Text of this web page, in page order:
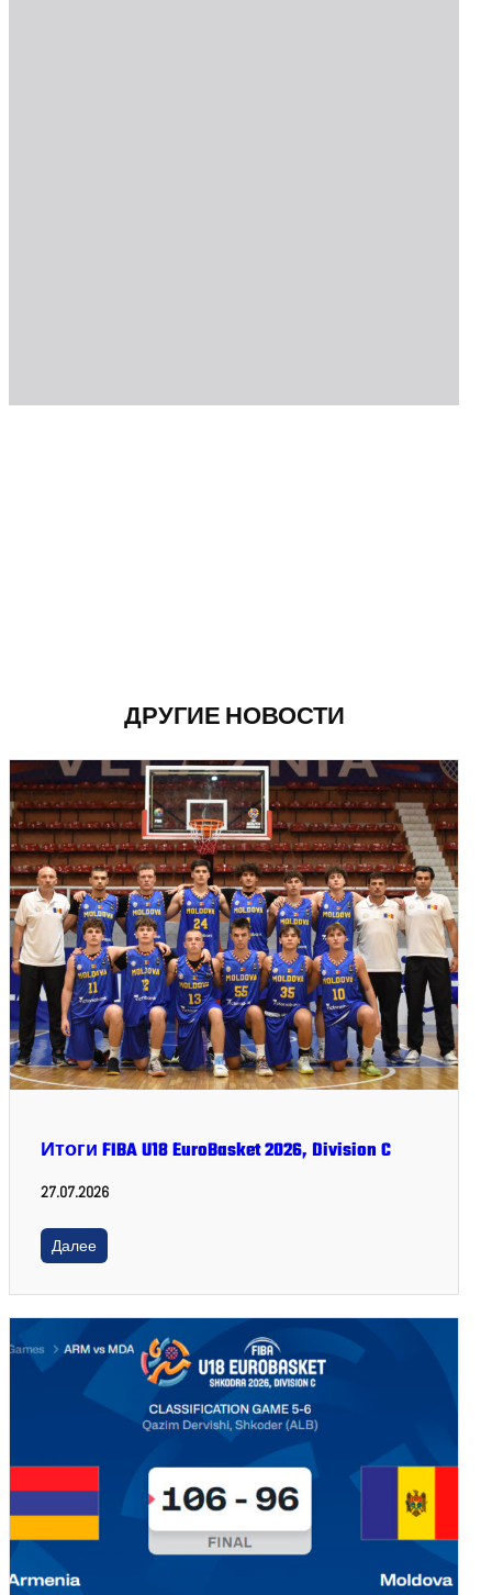
ДРУГИЕ НОВОСТИ
Итоги FIBA U18 EuroBasket 2026, Division C
27.07.2026
Далее